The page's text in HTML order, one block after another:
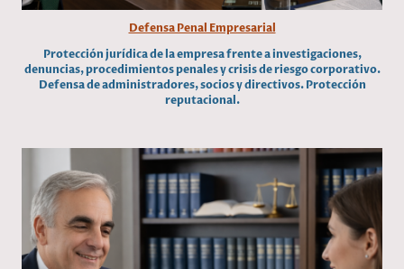
Defensa Penal Empresarial
Protección jurídica de la empresa frente a investigaciones,
denuncias, procedimientos penales y crisis de riesgo corporativo.
Defensa de administradores, socios y directivos. Protección
reputacional.